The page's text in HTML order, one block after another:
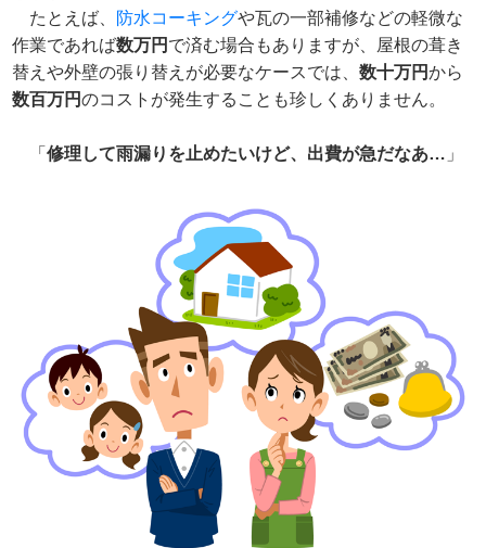
たとえば、 防水コーキングや瓦の一部補修などの軽微な
作業であれば数万円 で済む場合もありますが、屋根の葺き
替えや外壁の張り替えが必要なケースでは、数十万円から
数百万円のコストが発生することも珍しくありません。
「修理して雨漏りを止めたいけど、出費が急だなあ… 」